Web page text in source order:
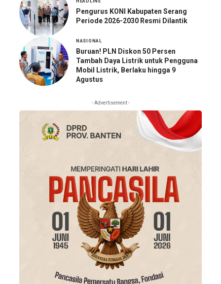
HEADLINE
Pengurus KONI Kabupaten Serang
Periode 2026-2030 Resmi Dilantik
NASIONAL
Buruan! PLN Diskon 50 Persen
Tambah Daya Listrik untuk Pengguna
Mobil Listrik, Berlaku hingga 9
Agustus
- Advertisement -